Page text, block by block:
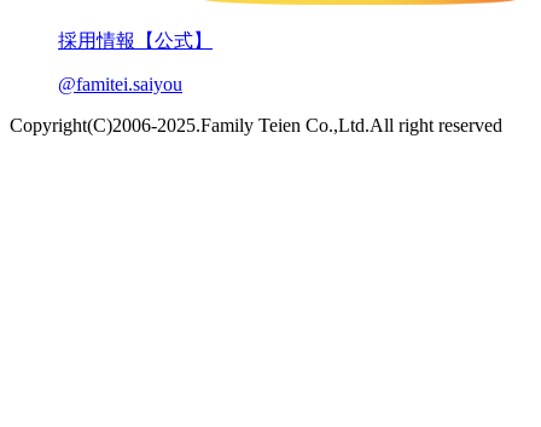
採用情報【公式】
@famitei.saiyou
Copyright(C)2006-2025.Family Teien Co.,Ltd.All right reserved